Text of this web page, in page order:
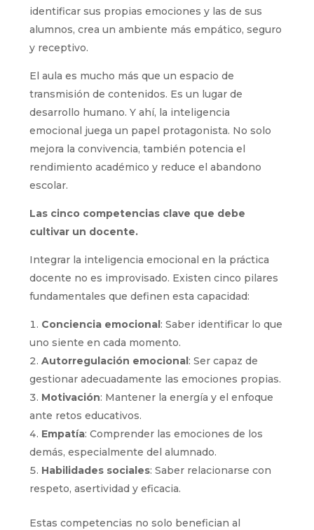
identificar sus propias emociones y las de sus
alumnos, crea un ambiente más empático, seguro
y receptivo.
El aula es mucho más que un espacio de
transmisión de contenidos. Es un lugar de
desarrollo humano. Y ahí, la inteligencia
emocional juega un papel protagonista. No solo
mejora la convivencia, también potencia el
rendimiento académico y reduce el abandono
escolar.
Las cinco competencias clave que debe
cultivar un docente.
Integrar la inteligencia emocional en la práctica
docente no es improvisado. Existen cinco pilares
fundamentales que definen esta capacidad:
Conciencia emocional: Saber identificar lo que
uno siente en cada momento.
Autorregulación emocional: Ser capaz de
gestionar adecuadamente las emociones propias.
Motivación: Mantener la energía y el enfoque
ante retos educativos.
Empatía: Comprender las emociones de los
demás, especialmente del alumnado.
Habilidades sociales: Saber relacionarse con
respeto, asertividad y eficacia.
Estas competencias no solo benefician al